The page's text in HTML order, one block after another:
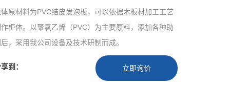
原材料为PVC结皮发泡板，可以依据木板材加工工艺
柜体。以聚氯乙烯（PVC）为主要原料，添加各种助
，采用我公司设备及技术研制而成。
到： 立即询价